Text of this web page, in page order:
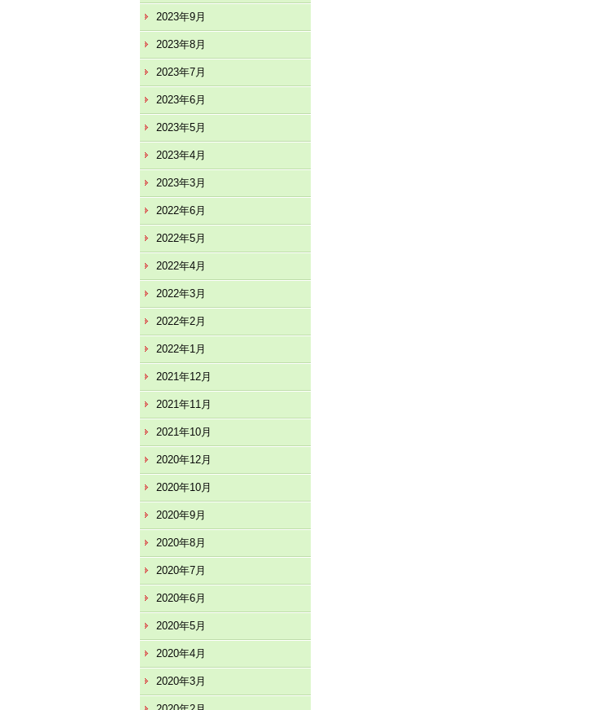
2023年9月
2023年8月
2023年7月
2023年6月
2023年5月
2023年4月
2023年3月
2022年6月
2022年5月
2022年4月
2022年3月
2022年2月
2022年1月
2021年12月
2021年11月
2021年10月
2020年12月
2020年10月
2020年9月
2020年8月
2020年7月
2020年6月
2020年5月
2020年4月
2020年3月